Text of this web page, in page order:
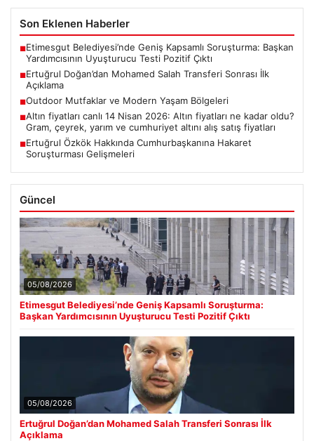
Son Eklenen Haberler
■Etimesgut Belediyesi’nde Geniş Kapsamlı Soruşturma: Başkan
Yardımcısının Uyuşturucu Testi Pozitif Çıktı
■Ertuğrul Doğan’dan Mohamed Salah Transferi Sonrası İlk
Açıklama
■Outdoor Mutfaklar ve Modern Yaşam Bölgeleri
■Altın fiyatları canlı 14 Nisan 2026: Altın fiyatları ne kadar oldu?
Gram, çeyrek, yarım ve cumhuriyet altını alış satış fiyatları
■Ertuğrul Özkök Hakkında Cumhurbaşkanına Hakaret
Soruşturması Gelişmeleri
Güncel
05/08/2026
Etimesgut Belediyesi’nde Geniş Kapsamlı Soruşturma:
Başkan Yardımcısının Uyuşturucu Testi Pozitif Çıktı
05/08/2026
Ertuğrul Doğan’dan Mohamed Salah Transferi Sonrası İlk
Açıklama